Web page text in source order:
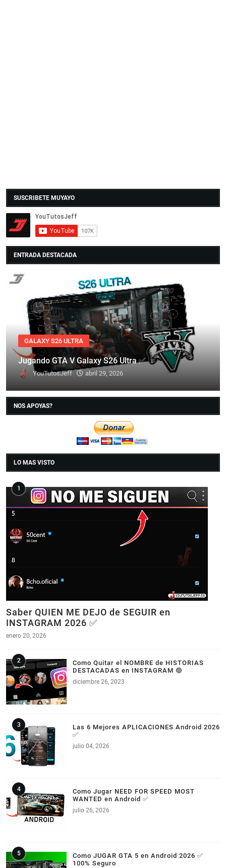
SUSCRIBETE MUYAYO
ENTRADA DESTACADA
GALAXY S26 ULTRA
Jugando GTA V Galaxy S26 Ultra ✅
YouTutosJeff abril 29, 2026
NOS APOYAS?
LO MAS VISTO
Saber QUIEN ME DEJO de SEGUIR en
INSTAGRAM 2026 ✅
enero 20, 2026
Como Quitar el NOMBRE de HISTORIAS
DESTACADAS en INSTAGRAM 🟣
diciembre 26, 2023
Las 6 Mejores APLICACIONES Android 2026
✅
julio 04, 2026
Como Jugar NEED FOR SPEED MOST
WANTED en Android ✅
julio 26, 2026
Como JUGAR GTA 5 en Android 2026 ✅
100% Seguro